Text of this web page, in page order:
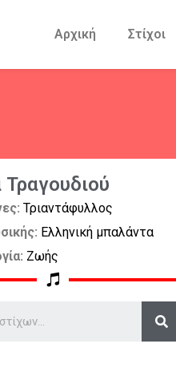
Αρχική Στίχοι
Τραγουδιού
Τριαντάφυλλος
Ελληνική μπαλάντα
Ζωής